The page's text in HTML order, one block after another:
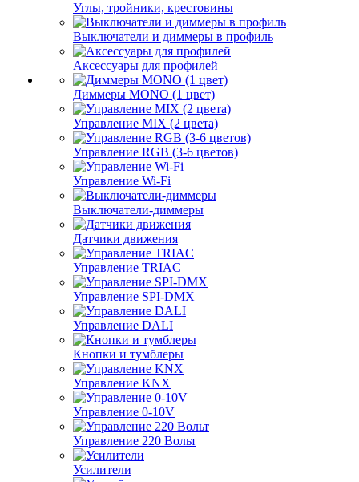
Углы, тройники, крестовины
Выключатели и диммеры в профиль
Аксессуары для профилей
Диммеры MONO (1 цвет)
Управление MIX (2 цвета)
Управление RGB (3-6 цветов)
Управление Wi-Fi
Выключатели-диммеры
Датчики движения
Управление TRIAC
Управление SPI-DMX
Управление DALI
Кнопки и тумблеры
Управление KNX
Управление 0-10V
Управление 220 Вольт
Усилители